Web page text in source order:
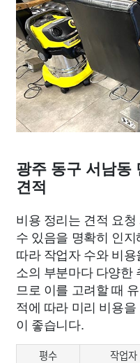
광주 동구 서남동
견적
비용 정리는 견적 요
수 있음을 명확히 인
따라 작업자 수와 비
소의 부분마다 다양한
므로 이를 고려할 때
적에 따라 미리 비용
이 좋습니다.
평수 작업자